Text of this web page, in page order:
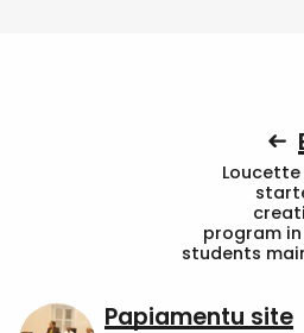
Loucette
program in
students
Papiamentu site